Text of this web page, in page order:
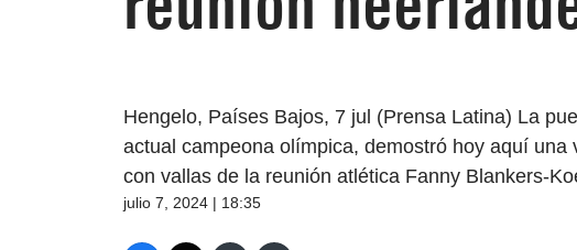
Hengelo, Países Bajos, 7 jul (Prensa Latina) La
actual campeona olímpica, demostró hoy aquí
con vallas de la reunión atlética Fanny Blankers-
julio 7, 2024 | 18:35